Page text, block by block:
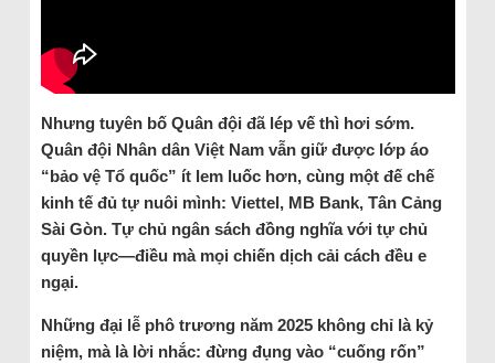
Nhưng tuyên bố Quân đội đã lép vế thì hơi sớm.
Quân đội Nhân dân Việt Nam vẫn giữ được lớp áo
“bảo vệ Tổ quốc” ít lem luốc hơn, cùng một đế chế
kinh tế đủ tự nuôi mình: Viettel, MB Bank, Tân Cảng
Sài Gòn. Tự chủ ngân sách đồng nghĩa với tự chủ
quyền lực—điều mà mọi chiến dịch cải cách đều e
ngại.
Những đại lễ phô trương năm 2025 không chỉ là kỷ
niệm, mà là lời nhắc: đừng đụng vào “cuống rốn”